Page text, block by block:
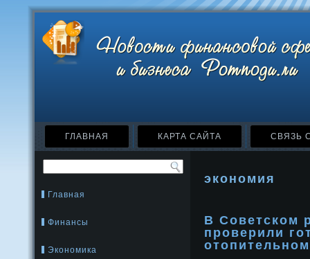
ГЛАВНАЯ КАРТА САЙТА СВЯЗЬ
Главная
Финансы
Экономика
экономия
В Советском
проверили